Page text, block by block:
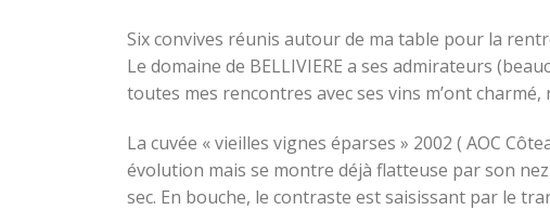
Six convives réunis autour de ma table pour la
Le domaine de BELLIVIERE a ses admirateurs
toutes mes rencontres avec ses vins m’ont
La cuvée « vieilles vignes éparses » 2002 ( AOC
évolution mais se montre déjà flatteuse par son
sec. En bouche, le contraste est saisissant par le